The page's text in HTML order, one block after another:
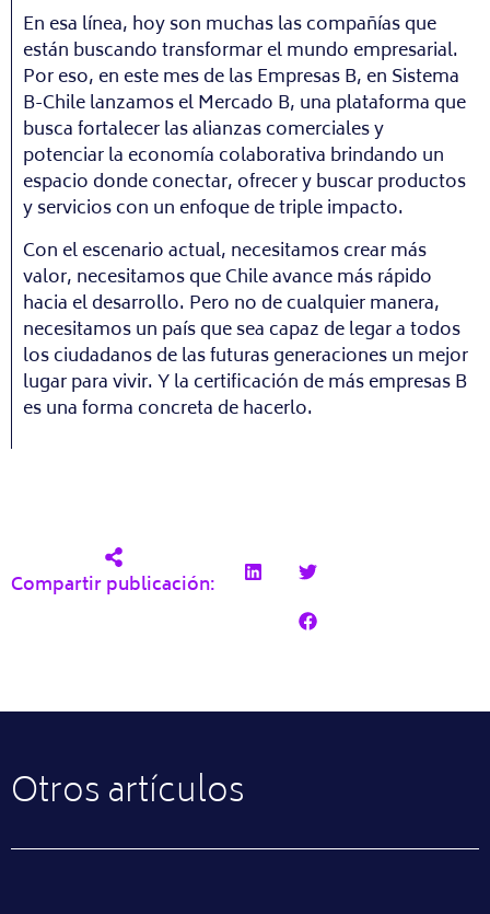
En esa línea, hoy son muchas las compañías que
están buscando transformar el mundo empresarial.
Por eso, en este mes de las Empresas B, en Sistema
B-Chile lanzamos el Mercado B, una plataforma que
busca fortalecer las alianzas comerciales y
potenciar la economía colaborativa brindando un
espacio donde conectar, ofrecer y buscar productos
y servicios con un enfoque de triple impacto.
Con el escenario actual, necesitamos crear más
valor, necesitamos que Chile avance más rápido
hacia el desarrollo. Pero no de cualquier manera,
necesitamos un país que sea capaz de legar a todos
los ciudadanos de las futuras generaciones un mejor
lugar para vivir. Y la certificación de más empresas B
es una forma concreta de hacerlo.
Compartir publicación:
Otros artículos